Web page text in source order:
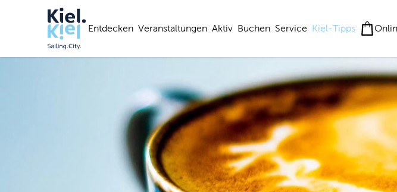
Entdecken Veranstaltungen Aktiv Buchen Service Kiel-Tipps